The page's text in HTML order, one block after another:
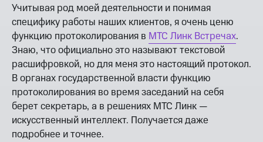
Учитывая род моей деятельности и понимая
специфику работы наших клиентов, я очень ценю
функцию протоколирования в МТС Линк Встречах.
Знаю, что официально это называют текстовой
расшифровкой, но для меня это настоящий протокол.
В органах государственной власти функцию
протоколирования во время заседаний на себя
берет секретарь, а в решениях МТС Линк —
искусственный интеллект. Получается даже
подробнее и точнее.